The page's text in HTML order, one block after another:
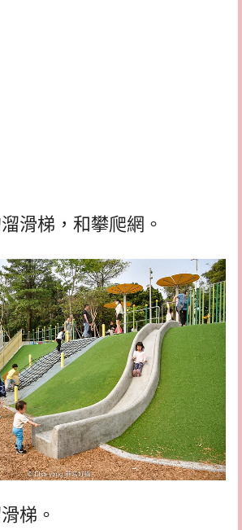
滑梯，和攀爬網。
梯。